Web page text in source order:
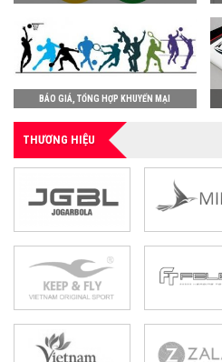
BÁO GIÁ, TỔNG HỢP KHUYẾN MẠI
THƯƠNG HIỆU